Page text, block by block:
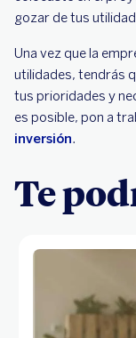
gozar de tus
Una vez que la
utilidades, tendrás
tus prioridades y
es posible, pon a
inversión.
Te